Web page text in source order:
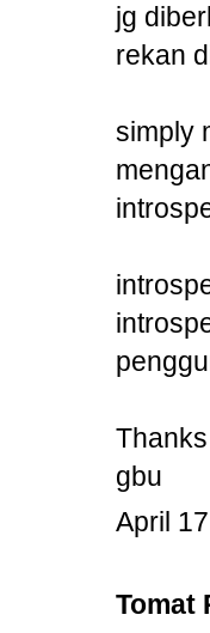
jg
rekan
simply
gbu
April
Tomat